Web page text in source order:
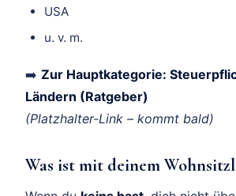
USA
u. v. m.
➡️ Zur Hauptkategorie:
Ländern (Ratgeber)
(Platzhalter-Link – kommt bald)
Was ist mit deinem